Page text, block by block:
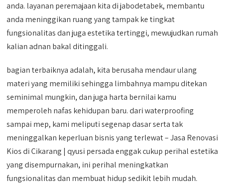
anda. layanan peremajaan kita di jabodetabek, membantu
anda meninggikan ruang yang tampak ke tingkat
fungsionalitas dan juga estetika tertinggi, mewujudkan rumah
kalian adnan bakal ditinggali.
bagian terbaiknya adalah, kita berusaha mendaur ulang
materi yang memiliki sehingga limbahnya mampu ditekan
seminimal mungkin, dan juga harta bernilai kamu
memperoleh nafas kehidupan baru. dari waterproofing
sampai mep, kami meliputi segenap dasar serta tak
meninggalkan keperluan bisnis yang terlewat – Jasa Renovasi
Kios di Cikarang | qyusi persada enggak cukup perihal estetika
yang disempurnakan, ini perihal meningkatkan
fungsionalitas dan membuat hidup sedikit lebih mudah.